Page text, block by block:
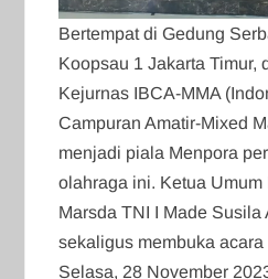
Bertempat di Gedung
Koopsau 1 Jakarta Timur,
Kejurnas IBCA-MMA
Campuran Amatir-Mixed
menjadi piala Menpora
olahraga ini. Ketua Umum
Marsda TNI I Made Susila
sekaligus membuka
Selasa, 28 November